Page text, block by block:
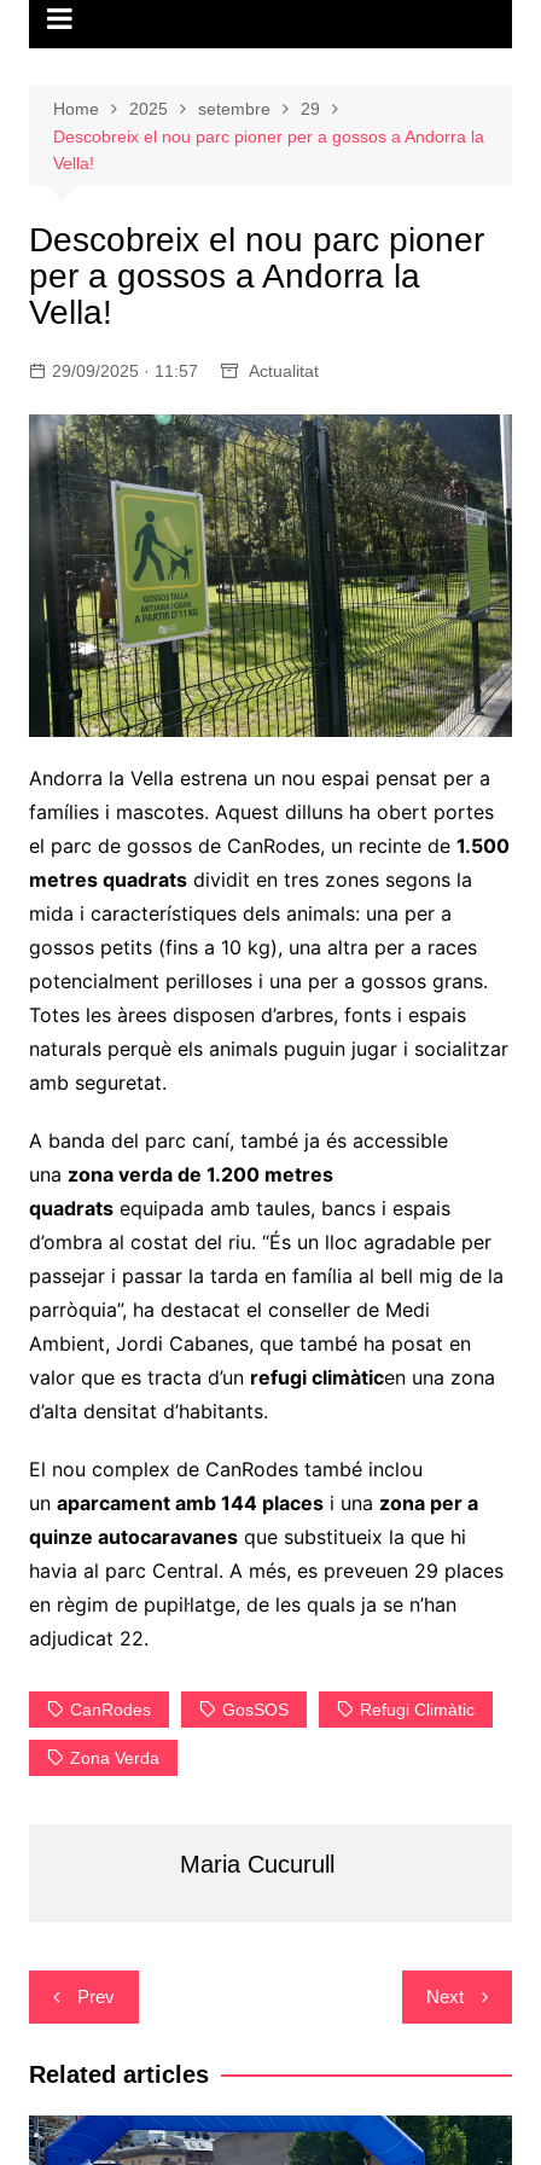
Home 2025 setembre
29
Descobreix el nou parc pioner per a gossos a Andorra la
Vella!
Descobreix el nou parc pioner
per a gossos a Andorra la
Vella!
29/09/2025 · 11:57 Actualitat
Andorra la Vella estrena un nou espai pensat per a
famílies i mascotes. Aquest dilluns ha obert portes
el parc de gossos de CanRodes, un recinte de 1.500
metres quadratsdividit en tres zones segons la
mida i característiques dels animals: una per a
gossos petits (fins a 10 kg), una altra per a races
potencialment perilloses i una per a gossos grans.
Totes les àrees disposen d’arbres, fonts i espais
naturals perquè els animals puguin jugar i socialitzar
amb seguretat.
A banda del parc caní, també ja és accessible
una zona verda de 1.200 metres
quadratsequipada amb taules, bancs i espais
d’ombra al costat del riu. “És un lloc agradable per
passejar i passar la tarda en família al bell mig de la
parròquia”, ha destacat el conseller de Medi
Ambient, Jordi Cabanes, que també ha posat en
valor que es tracta d’un refugi climàticen una zona
d’alta densitat d’habitants.
El nou complex de CanRodes també inclou
un aparcament amb 144 placesi una zona per a
quinze autocaravanesque substitueix la que hi
havia al parc Central. A més, es preveuen 29 places
en règim de pupil·latge, de les quals ja se n’han
adjudicat 22.
CanRodes GosSOS Refugi Climàtic
Zona Verda
Maria Cucurull
Navegació
d'entrades
Prev Next
Related articles